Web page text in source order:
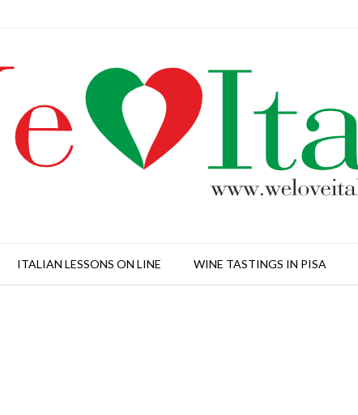
ITALIAN LESSONS ON LINE WINE TASTINGS IN PISA